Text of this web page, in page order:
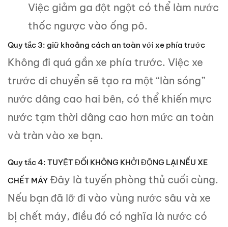
Việc giảm ga đột ngột có thể làm nước
thốc ngược vào ống pô.
Quy tắc 3: giữ khoảng cách an toàn với xe phía trước
Không đi quá gần xe phía trước. Việc xe
trước di chuyển sẽ tạo ra một “làn sóng”
nước dâng cao hai bên, có thể khiến mực
nước tạm thời dâng cao hơn mức an toàn
và tràn vào xe bạn.
Quy tắc 4: TUYỆT ĐỐI KHÔNG KHỞI ĐỘNG LẠI NẾU XE
CHẾT MÁY Đây là tuyến phòng thủ cuối cùng.
Nếu bạn đã lỡ đi vào vùng nước sâu và xe
bị chết máy, điều đó có nghĩa là nước có